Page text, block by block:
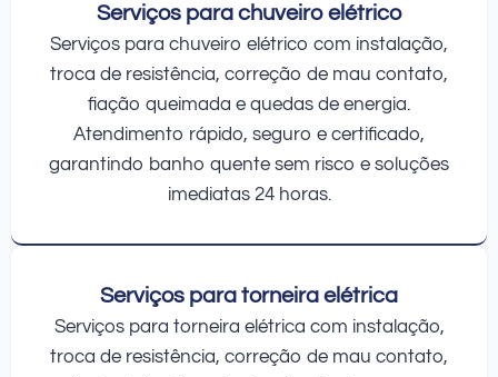
Serviços para chuveiro elétrico
Serviços para chuveiro elétrico com instalação,
troca de resistência, correção de mau contato,
fiação queimada e quedas de energia.
Atendimento rápido, seguro e certificado,
garantindo banho quente sem risco e soluções
imediatas 24 horas.
Serviços para torneira elétrica
Serviços para torneira elétrica com instalação,
troca de resistência, correção de mau contato,